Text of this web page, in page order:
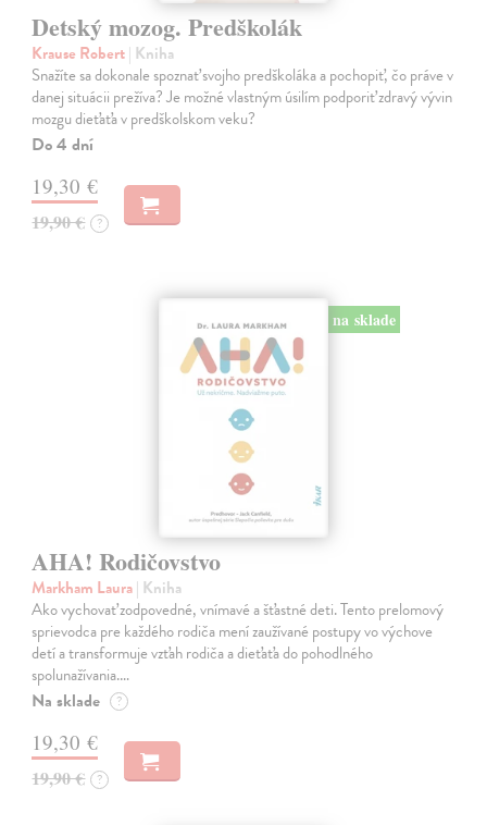
Detský mozog. Predškolák
Krause Robert| Kniha
Snažíte sa dokonale spoznať svojho predškoláka a pochopiť, čo práve v
danej situácii prežíva? Je možné vlastným úsilím podporiť zdravý vývin
mozgu dieťaťa v predškolskom veku?
Do 4 dní
19,30 €
19,90 € ?
na sklade
AHA! Rodičovstvo
Markham Laura| Kniha
Ako vychovať zodpovedné, vnímavé a šťastné deti. Tento prelomový
sprievodca pre každého rodiča mení zaužívané postupy vo výchove
detí a transformuje vzťah rodiča a dieťaťa do pohodlného
spolunažívania.…
Na sklade ?
19,30 €
19,90 € ?